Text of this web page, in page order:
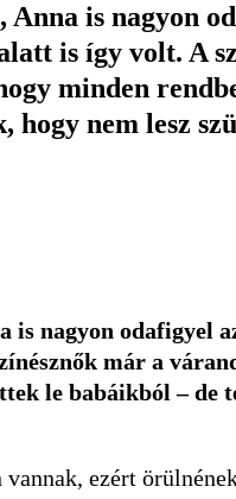
is nagyon
is így volt. A
minden
hogy nem lesz
nagyon odafigyel
már a
le babáikból – de
ezért